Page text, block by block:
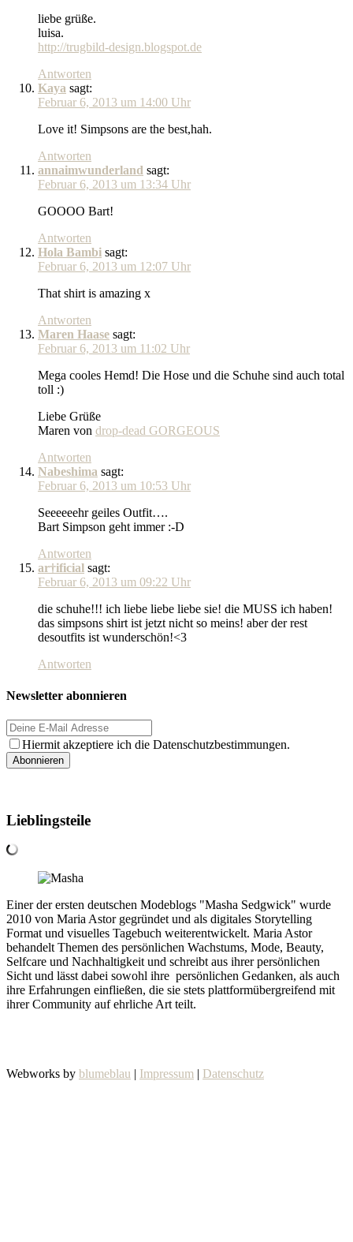
liebe grüße.
luisa.
http://trugbild-design.blogspot.de
Antworten
Kaya sagt:
Februar 6, 2013 um 14:00 Uhr
Love it! Simpsons are the best,hah.
Antworten
annaimwunderland sagt:
Februar 6, 2013 um 13:34 Uhr
GOOOO Bart!
Antworten
Hola Bambi sagt:
Februar 6, 2013 um 12:07 Uhr
That shirt is amazing x
Antworten
Maren Haase sagt:
Februar 6, 2013 um 11:02 Uhr
Mega cooles Hemd! Die Hose und die Schuhe sind auch total
toll :)
Liebe Grüße
Maren von drop-dead GORGEOUS
Antworten
Nabeshima sagt:
Februar 6, 2013 um 10:53 Uhr
Seeeeeehr geiles Outfit….
Bart Simpson geht immer :-D
Antworten
ar†ificial sagt:
Februar 6, 2013 um 09:22 Uhr
die schuhe!!! ich liebe liebe liebe sie! die MUSS ich haben!
das simpsons shirt ist jetzt nicht so meins! aber der rest
desoutfits ist wunderschön!<3
Antworten
Newsletter abonnieren
Hiermit akzeptiere ich die Datenschutzbestimmungen.
Lieblingsteile
Einer der ersten deutschen Modeblogs "Masha Sedgwick" wurde
2010 von Maria Astor gegründet und als digitales Storytelling
Format und visuelles Tagebuch weiterentwickelt. Maria Astor
behandelt Themen des persönlichen Wachstums, Mode, Beauty,
Selfcare und Nachhaltigkeit und schreibt aus ihrer persönlichen
Sicht und lässt dabei sowohl ihre persönlichen Gedanken, als auch
ihre Erfahrungen einfließen, die sie stets plattformübergreifend mit
ihrer Community auf ehrliche Art teilt.
Webworks by blumeblau | Impressum | Datenschutz